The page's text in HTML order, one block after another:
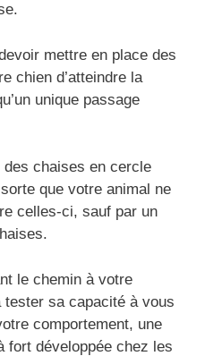
mettre en place des
chien d’atteindre la
unique passage
chaises en cercle
que votre animal ne
celles-ci, sauf par un
le chemin à votre
sa capacité à vous
comportement, une
fort développée chez les